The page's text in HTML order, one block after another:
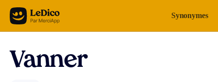
Aller au contenu Synonymes
Vanner